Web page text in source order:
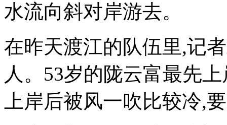
水流向斜对岸游去。
在昨天渡江的队伍里,记
人。53岁的陇云富最先
上岸后被风一吹比较冷,